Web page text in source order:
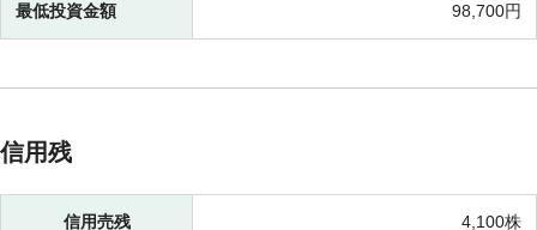
最低投資金額 98,700円
信用残
信用売残
4,100株